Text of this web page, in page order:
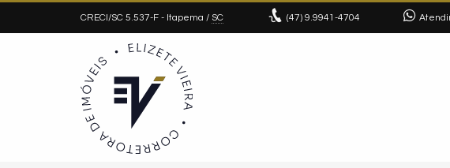
CRECI/SC 5.537-F - Itapema / SC (47) 9.9941-4704